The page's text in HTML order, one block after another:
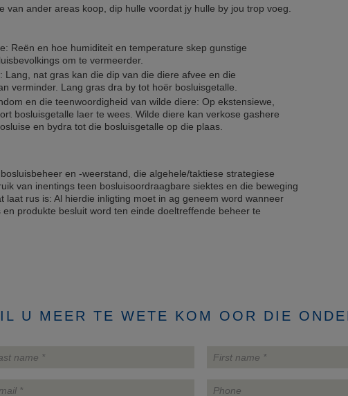
van ander areas koop, dip hulle voordat jy hulle by jou trop voeg.
Reën en hoe humiditeit en temperature skep gunstige
om te vermeerder.
Lang, nat gras kan die dip van die diere afvee en die
verminder. Lang gras dra by tot hoër bosluisgetalle.
en die teenwoordigheid van wilde diere: Op ekstensiewe,
bosluisgetalle laer te wees. Wilde diere kan verkose gashere
en bydra tot die bosluisgetalle op die plaas.
en -weerstand, die algehele/taktiese strategiese
van inentings teen bosluisoordraagbare siektes en die beweging
laat rus is: Al hierdie inligting moet in ag geneem word wanneer
produkte besluit word ten einde doeltreffende beheer te
U MEER TE WETE KOM OOR DIE